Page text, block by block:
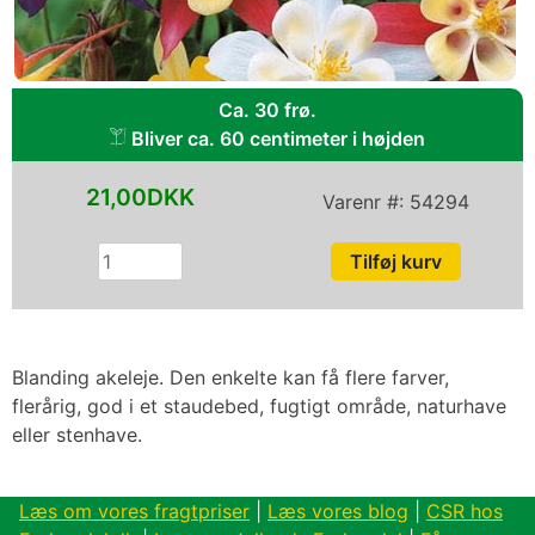
Blanding akeleje. Den enkelte kan få flere farver,
flerårig, god i et staudebed, fugtigt område, naturhave
eller stenhave.
Varenr #: 54294
21,00DKK
Ca. 30 frø.
Bliver ca. 60 centimeter i højden
Læs om vores fragtpriser Læs vores blog
CSR hos